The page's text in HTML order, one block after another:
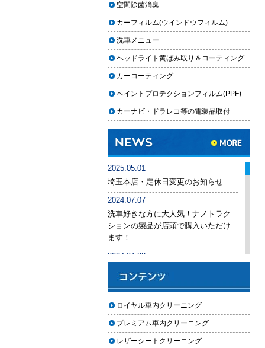
【2026年最新】車の花粉シミを
「科学」で制す。雨上がりの固着
を防ぐ「足軽加工」と抗酸化防衛
論
車内クリーニングは自分ででき
る？DIY清掃と業者依頼の違い・限
界を徹底解説
車内クリーニングで失敗する人の
共通点｜やってはいけない5つの判
断ミス
後悔しないために必ず確認すべき5
つのポイント
果を感じない人が見落としている3
つの原因
【2026年版】車内クリーニングは
自分でできる？プロに頼むべき境
界線と失敗例
い原因とは？タバコ・ペット・カ
ビ別の正しい対処法
【2026年版】車内クリーニングは
空間除菌消臭
カーフィルム(ウインドウフィルム)
洗車メニュー
ヘッドライト黄ばみ取り＆コーティング
カーコーティング
ペイントプロテクションフィルム(PPF)
カーナビ・ドラレコ等の電装品取付
2025.05.01
埼玉本店・定休日変更のお知らせ
2024.07.07
洗車好きな方に大人気！ナノトラク
ションの製品が店頭で購入いただけ
ます！
2024.04.28
リース
2024年ゴールデンウィーク期間中の
営業予定（埼玉本店・東京足立店・
秋田能代店）
ロイヤル車内クリーニング
プレミアム車内クリーニング
レザーシートクリーニング